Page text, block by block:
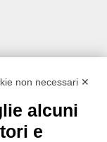
non necessari ✕
alcuni
e